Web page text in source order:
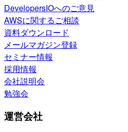
DevelopersIOへのご意見
AWSに関するご相談
資料ダウンロード
メールマガジン登録
セミナー情報
採用情報
会社説明会
勉強会
運営会社